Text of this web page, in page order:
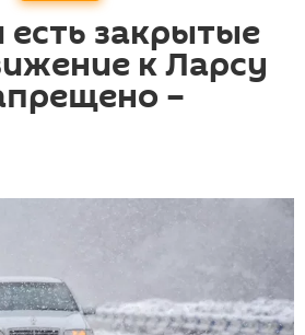
закрытые
к Ларсу
–